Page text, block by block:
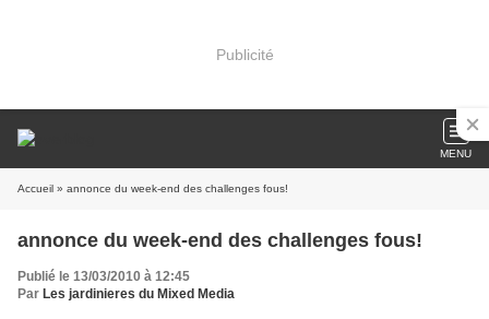
Publicité
MENU
Accueil » annonce du week-end des challenges fous!
annonce du week-end des challenges fous!
Publié le 13/03/2010 à 12:45
Par Les jardinieres du Mixed Media